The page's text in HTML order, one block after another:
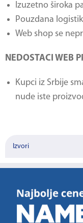
Izuzetno široka
Pouzdana
Web shop se
NEDOSTACI WEB
Kupci iz Srbije
nude iste
Izvori